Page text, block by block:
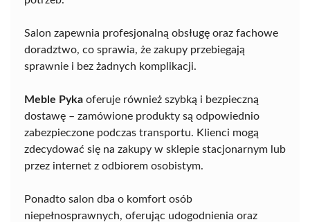
Salon zapewnia profesjonalną obsługę oraz fachowe
doradztwo, co sprawia, że zakupy przebiegają
sprawnie i bez żadnych komplikacji.
Meble Pyka oferuje również szybką i bezpieczną
dostawę – zamówione produkty są odpowiednio
zabezpieczone podczas transportu. Klienci mogą
zdecydować się na zakupy w sklepie stacjonarnym lub
przez internet z odbiorem osobistym.
Ponadto salon dba o komfort osób
niepełnosprawnych, oferując udogodnienia oraz